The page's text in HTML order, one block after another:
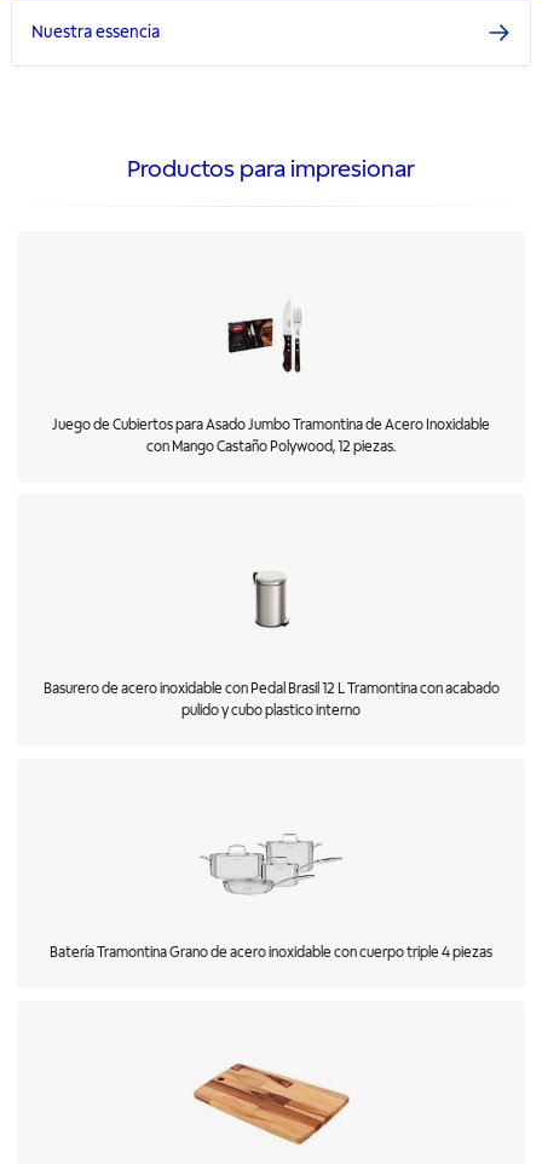
Nuestra essencia
Productos para impresionar
Juego de Cubiertos para Asado Jumbo Tramontina de Acero Inoxidable
con Mango Castaño Polywood, 12 piezas.
Basurero de acero inoxidable con Pedal Brasil 12 L Tramontina con acabado
pulido y cubo plastico interno
Batería Tramontina Grano de acero inoxidable con cuerpo triple 4 piezas